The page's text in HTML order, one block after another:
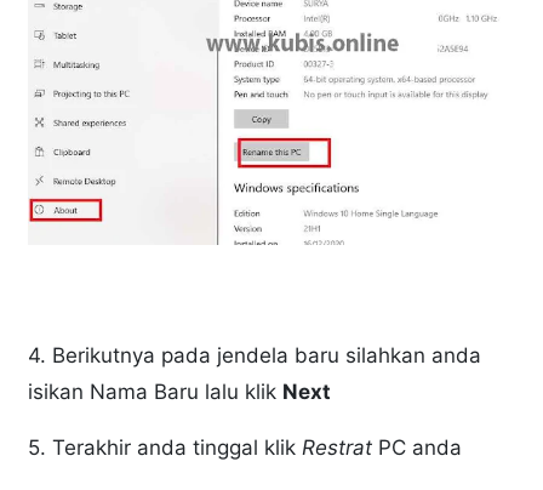
4. Berikutnya pada jendela baru silahkan anda
isikan Nama Baru lalu klik Next
5. Terakhir anda tinggal klik Restrat PC anda